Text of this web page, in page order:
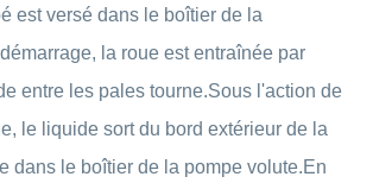
est versé dans le boîtier de la
la roue est entraînée par
entre les pales tourne.Sous l'action de
le liquide sort du bord extérieur de la
dans le boîtier de la pompe volute.En